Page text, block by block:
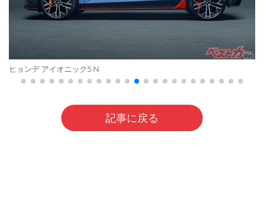
ヒョンデ アイオニック5 N
記事に戻る